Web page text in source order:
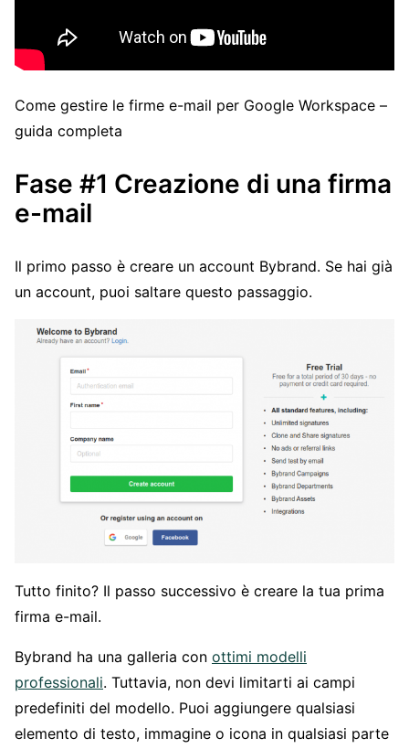
Come gestire le firme e-mail per Google Workspace –
guida completa
Fase #1 Creazione di una firma
e-mail
Il primo passo è creare un account Bybrand. Se hai già
un account, puoi saltare questo passaggio.
Tutto finito? Il passo successivo è creare la tua prima
firma e-mail.
Bybrand ha una galleria con ottimi modelli
professionali. Tuttavia, non devi limitarti ai campi
predefiniti del modello. Puoi aggiungere qualsiasi
elemento di testo, immagine o icona in qualsiasi parte